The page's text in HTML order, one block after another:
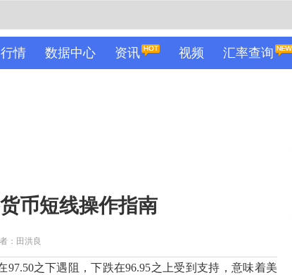
行情 数据中心 资讯 视频 汇率查询
货币短线操作指南
：田洪良
之下遇阻，下跌在96.95之上受到支持，意味着美